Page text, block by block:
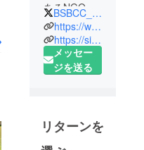
あるNGOボ
ルネオマ
レーグマ保
護センター
(Bornean
BSBCC)は、
行き場の
BSBCC_Japan
https://www.bsbcc.org.my/index.html
https://sites.google.com/site/matsubayashihisashi/bsbcc-japan
メッセー
ジを送る
リターンを